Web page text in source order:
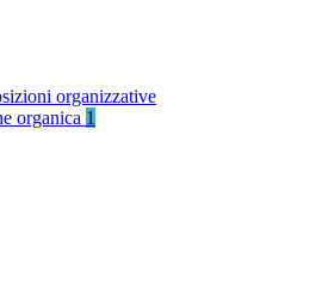
organizzative
organica 1